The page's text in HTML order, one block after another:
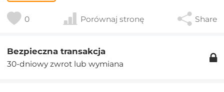
0 Porównaj stronę Share
Bezpieczna transakcja
30-dniowy zwrot lub wymiana